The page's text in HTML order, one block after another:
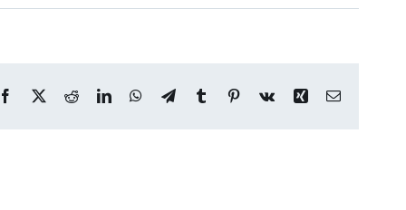
Facebook
X RedditLinkedInWhatsApp
TelegramTumblr Pinterest
Vk Xing Correo